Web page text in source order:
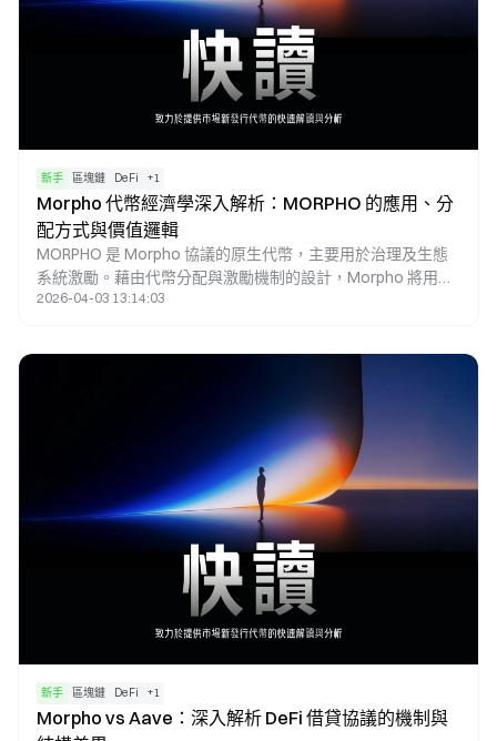
新手 區塊鏈 DeFi +1
Morpho 代幣經濟學深入解析：MORPHO 的應用、分
配方式與價值邏輯
MORPHO 是 Morpho 協議的原生代幣，主要用於治理及生態
系統激勵。藉由代幣分配與激勵機制的設計，Morpho 將用戶
行為、協議發展與治理權利緊密結合，進而在去中心化借貸體
2026-04-03 13:14:03
新手 區塊鏈 DeFi +1
Morpho vs Aave：深入解析 DeFi 借貸協議的機制與